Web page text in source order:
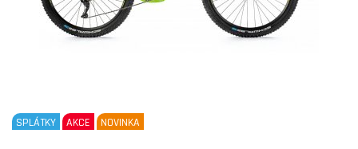
SPLÁTKY AKCE NOVINKA